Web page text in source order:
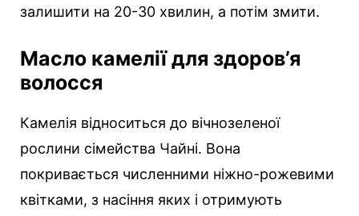
залишити на 20-30 хвилин, а потім змити.
Масло камелії для здоров’я
волосся
Камелія відноситься до вічнозеленої
рослини сімейства Чайні. Вона
покривається численними ніжно-рожевими
квітками, з насіння яких і отримують